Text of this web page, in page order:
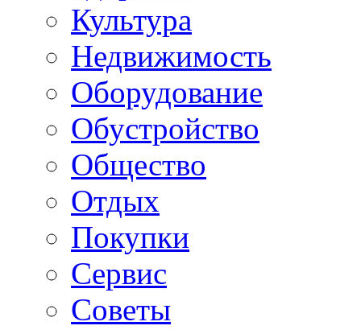
Культура
Недвижимость
Оборудование
Обустройство
Общество
Отдых
Покупки
Сервис
Советы